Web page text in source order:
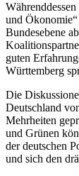
und
Bundesebene
guten
Württemberg
Die
Deutschland
Mehrheiten
und Grünen
der deutschen
und sich den